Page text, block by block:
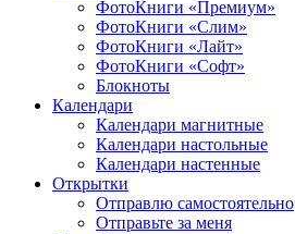
ФотоКниги «Премиум»
ФотоКниги «Слим»
ФотоКниги «Лайт»
ФотоКниги «Софт»
Блокноты
Календари
Календари магнитные
Календари настольные
Календари настенные
Открытки
Отправлю самостоятельно
Отправьте за меня